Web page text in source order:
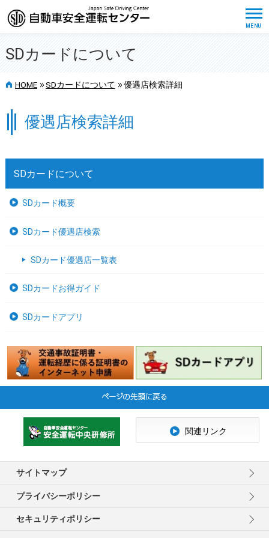
SDカードについて
HOME >> SDカードについて >> 優遇店検索詳細
優遇店検索詳細
SDカードについて
SDカード概要
SDカード優遇店検索
SDカード優遇店一覧表
SDカードお得ガイド
SDカードアプリ
サイトマップ
プライバシーポリシー
セキュリティポリシー
関連リンク